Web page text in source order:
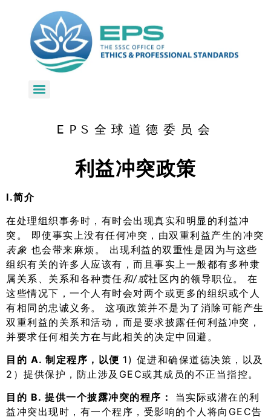
EPS全球道德委员会
利益冲突政策
I.简介
在处理组织事务时，有时会出现真实和明显的利益冲
突。 即使事实上没有任何冲突，由双重利益产生的冲突
表象 也会带来麻烦。 出现利益的双重性是因为与这些
组织有关的许多人应该有，而且事实上一般都有多种隶
属关系、关系和各种责任和/或社区内的领导职位。 在
这些情况下，一个人有时会对两个或更多的组织或个人
有相同的忠诚义务。 这项政策并不是为了消除可能产生
双重利益的关系和活动，而是要求披露任何利益冲突，
并要求任何相关方在与此相关的决定中回避。
目的 A. 制定程序，以便 1) 促进和确保道德决策，以及
2）提供保护，防止涉及GEC或其成员的不正当指控。
目的 B. 提供一个披露冲突的程序： 当实际或潜在的利
益冲突出现时，有一个程序，受影响的个人将向GEC告